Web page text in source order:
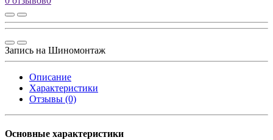
Запись на Шиномонтаж
Описание
Характеристики
Отзывы (0)
Основные характеристики